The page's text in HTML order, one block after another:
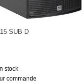
SUB D
stock
commande